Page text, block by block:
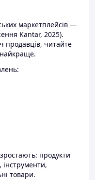
маркетплейсів —
Kantar, 2025).
продавців, читайте
найкраще.
продукти
інструменти,
товари.